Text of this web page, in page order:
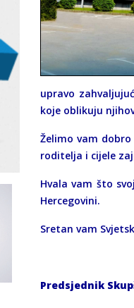
upravo
koje oblikuju
Želimo vam
roditelja i cijele
Hvala vam što
Hercegovini.
Sretan vam
Predsjednik